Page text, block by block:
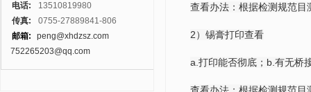
查看办法：根据检测规范目
2）锡膏打印查看
a.打印能否彻底；b.有无桥
电话:
13510819980
传真:
0755-27889841-806
邮箱:
peng@xhdzsz.com
752265203@qq.com